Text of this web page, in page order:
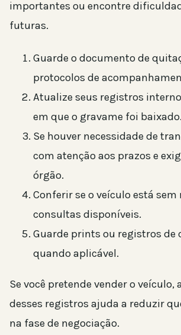
importantes ou encontre
futuras.
Guarde o documento de
protocolos de
Atualize seus registros
em que o gravame foi baixado.
Se houver necessidade de
com atenção aos prazos e
órgão.
Conferir se o veículo está
consultas disponíveis.
Guarde prints ou registros de
quando aplicável.
Se você pretende vender o veículo,
desses registros ajuda a reduzir
na fase de negociação.